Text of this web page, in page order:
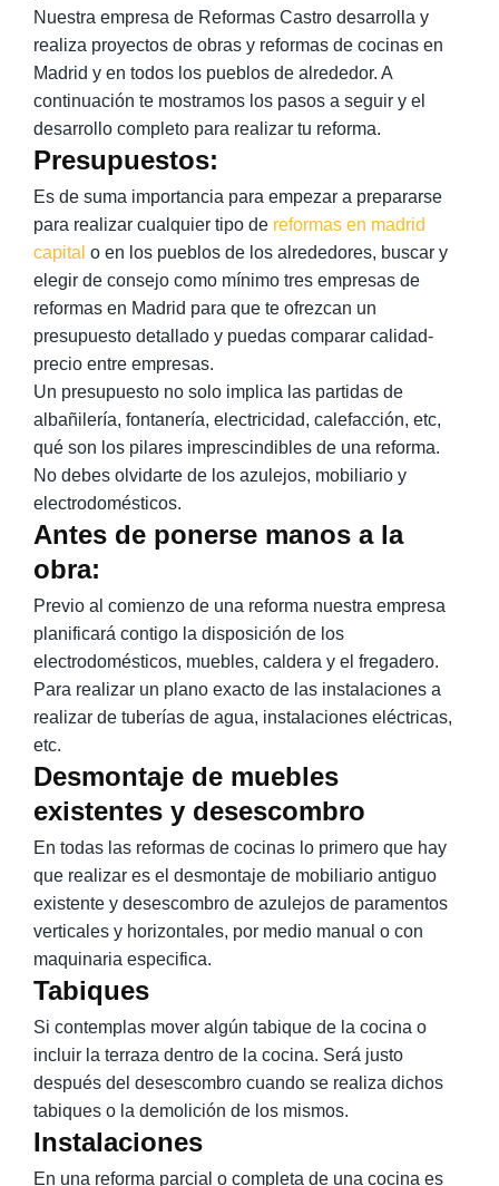
Nuestra empresa de Reformas Castro desarrolla y
realiza proyectos de obras y reformas de cocinas en
Madrid y en todos los pueblos de alrededor. A
continuación te mostramos los pasos a seguir y el
desarrollo completo para realizar tu reforma.
Presupuestos:
Es de suma importancia para empezar a prepararse
para realizar cualquier tipo de reformas en madrid
capital o en los pueblos de los alrededores, buscar y
elegir de consejo como mínimo tres empresas de
reformas en Madrid para que te ofrezcan un
presupuesto detallado y puedas comparar calidad-
precio entre empresas.
Un presupuesto no solo implica las partidas de
albañilería, fontanería, electricidad, calefacción, etc,
qué son los pilares imprescindibles de una reforma.
No debes olvidarte de los azulejos, mobiliario y
electrodomésticos.
Antes de ponerse manos a la
obra:
Previo al comienzo de una reforma nuestra empresa
planificará contigo la disposición de los
electrodomésticos, muebles, caldera y el fregadero.
Para realizar un plano exacto de las instalaciones a
realizar de tuberías de agua, instalaciones eléctricas,
etc.
Desmontaje de muebles
existentes y desescombro
En todas las reformas de cocinas lo primero que hay
que realizar es el desmontaje de mobiliario antiguo
existente y desescombro de azulejos de paramentos
verticales y horizontales, por medio manual o con
maquinaria especifica.
Tabiques
Si contemplas mover algún tabique de la cocina o
incluir la terraza dentro de la cocina. Será justo
después del desescombro cuando se realiza dichos
tabiques o la demolición de los mismos.
Instalaciones
En una reforma parcial o completa de una cocina es